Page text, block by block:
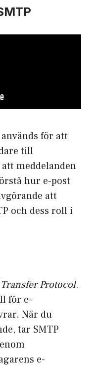
för att
till
meddelanden
hur e-post
att
och dess roll i
Protocol.
för e-
När du
tar SMTP
e-